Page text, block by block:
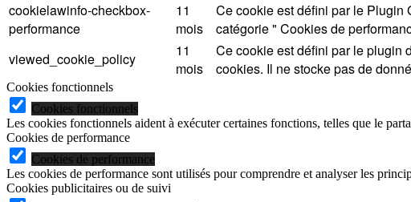
cookielawinfo-checkbox-
performance
11
mois
Ce cookie est défini par le Plugin
catégorie " Cookies de
viewed_cookie_policy
11
mois
Ce cookie est défini par le plugin
cookies. Il ne stocke pas de
Cookies fonctionnels
Cookies fonctionnels
Les cookies fonctionnels aident à exécuter certaines fonctions, telles que le
Cookies de performance
Cookies de performance
Les cookies de performance sont utilisés pour comprendre et analyser les
Cookies publicitaires ou de suivi